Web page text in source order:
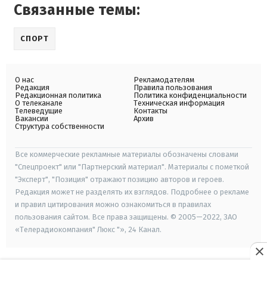
Связанные темы:
СПОРТ
О нас
Редакция
Редакционная политика
О телеканале
Телеведущие
Вакансии
Структура собственности
Рекламодателям
Правила пользования
Политика конфиденциальности
Техническая информация
Контакты
Архив
Все коммерческие рекламные материалы обозначены словами
"Спецпроект" или "Партнерский материал". Материалы с пометкой
"Эксперт", "Позиция" отражают позицию авторов и героев.
Редакция может не разделять их взглядов. Подробнее о рекламе
и правил цитирования можно ознакомиться в правилах
пользования сайтом. Все права защищены. © 2005—2022, ЗАО
«Телерадиокомпания" Люкс "», 24 Канал.